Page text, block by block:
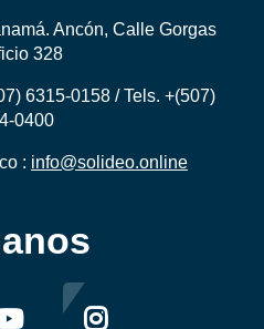
Ancón, Calle Gorgas
328
6315-0158 / Tels. +(507)
0400
: info@solideo.online